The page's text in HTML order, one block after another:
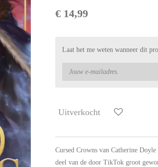
€ 14,99
Laat het me weten wanneer dit
Uitverkocht
Cursed Crowns van Catherine
deel van de door TikTok groot